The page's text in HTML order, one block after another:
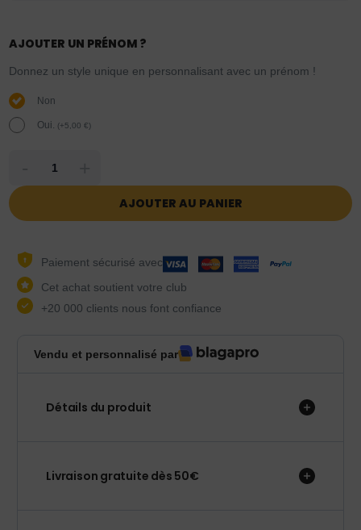
AJOUTER UN PRÉNOM ?
Donnez un style unique en personnalisant avec un prénom !
Non
Oui. (+5,00€)
AJOUTER AU PANIER
Paiement sécurisé avec
Cet achat soutient votre club
+20 000 clients nous font confiance
Vendu et personnalisé par
Détails du produit
Livraison gratuite dès 50€